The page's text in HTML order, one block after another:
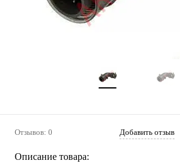
Отзывов: 0 Добавить отзыв
Описание товара: